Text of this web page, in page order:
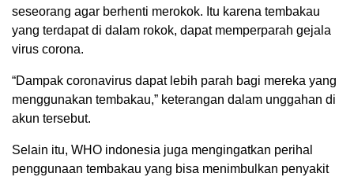
seseorang agar berhenti merokok. Itu karena tembakau
yang terdapat di dalam rokok, dapat memperparah gejala
virus corona.
“Dampak coronavirus dapat lebih parah bagi mereka yang
menggunakan tembakau,” keterangan dalam unggahan di
akun tersebut.
Selain itu, WHO indonesia juga mengingatkan perihal
penggunaan tembakau yang bisa menimbulkan penyakit